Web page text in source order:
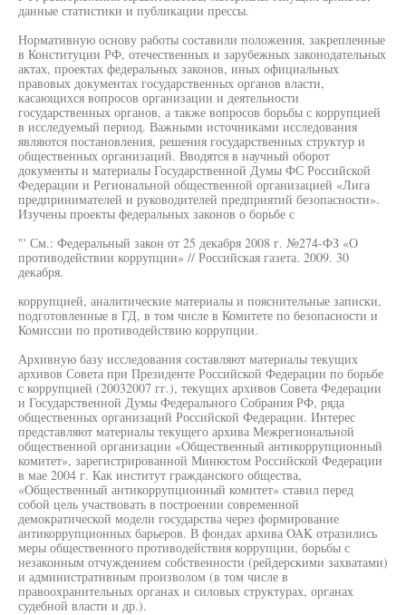
данные статистики и публикации прессы.
Нормативную основу работы составили положения, закрепленные
в Конституции РФ, отечественных и зарубежных законодательных
актах, проектах федеральных законов, иных официальных
правовых документах государственных органов власти,
касающихся вопросов организации и деятельности
государственных органов, а также вопросов борьбы с коррупцией
в исследуемый период. Важными источниками исследования
являются постановления, решения государственных структур и
общественных организаций. Вводятся в научный оборот
документы и материалы Государственной Думы ФС Российской
Федерации и Региональной общественной организацией «Лига
предпринимателей и руководителей предприятий безопасности».
Изучены проекты федеральных законов о борьбе с
"' См.: Федеральный закон от 25 декабря 2008 г. №274-ФЗ «О
противодействии коррупции» // Российская газета. 2009. 30
декабря.
коррупцией, аналитические материалы и пояснительные записки,
подготовленные в ГД, в том числе в Комитете по безопасности и
Комиссии по противодействию коррупции.
Архивную базу исследования составляют материалы текущих
архивов Совета при Президенте Российской Федерации по борьбе
с коррупцией (20032007 гг.), текущих архивов Совета Федерации
и Государственной Думы Федерального Собрания РФ, ряда
общественных организаций Российской Федерации. Интерес
представляют материалы текущего архива Межрегиональной
общественной организации «Общественный антикоррупционный
комитет», зарегистрированной Минюстом Российской Федерации
в мае 2004 г. Как институт гражданского общества,
«Общественный антикоррупционный комитет» ставил перед
собой цель участвовать в построении современной
демократической модели государства через формирование
антикоррупционных барьеров. В фондах архива OAK отразились
меры общественного противодействия коррупции, борьбы с
незаконным отчуждением собственности (рейдерскими захватами)
и административным произволом (в том числе в
правоохранительных органах и силовых структурах, органах
судебной власти и др.).